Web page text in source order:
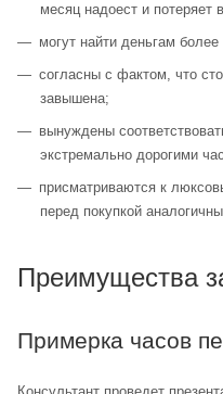
месяц надоест и потеряет
могут найти деньгам
согласны с фактом, что
завышена;
вынуждены
экстремально дорогими
присматриваются к
перед покупкой
Преимущества
Примерка часов